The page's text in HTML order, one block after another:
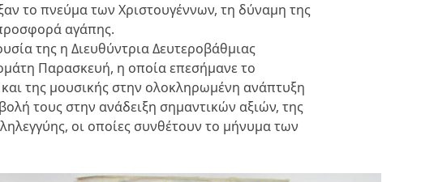
το πνεύμα των Χριστουγέννων, τη δύναμη της
αγάπης.
της η Διευθύντρια Δευτεροβάθμιας
Παρασκευή, η οποία επεσήμανε το
της μουσικής στην ολοκληρωμένη ανάπτυξη
τους στην ανάδειξη σημαντικών αξιών, της
οι οποίες συνθέτουν το μήνυμα των
ΟΛΑ ΟΣΑ ΠΡΕΠΕΙ ΝΑ
ΞΕΡΕΤΕ ΓΙΑ ΤΗ
ΒΕΡΒΕΡΙΝΗ
ΥΓΕΙΑ ΚΑΙ ΕΥΕΞΙΑ